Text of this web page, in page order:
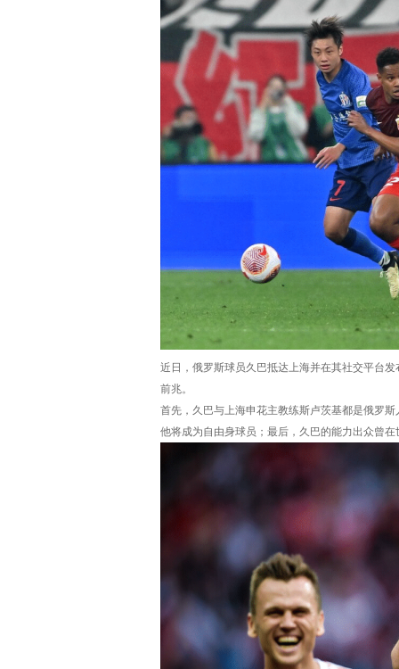
近日，俄罗斯球员久巴抵达上海并在其社交平台
前兆。
首先，久巴与上海申花主教练斯卢茨基都是俄罗
他将成为自由身球员；最后，久巴的能力出众曾